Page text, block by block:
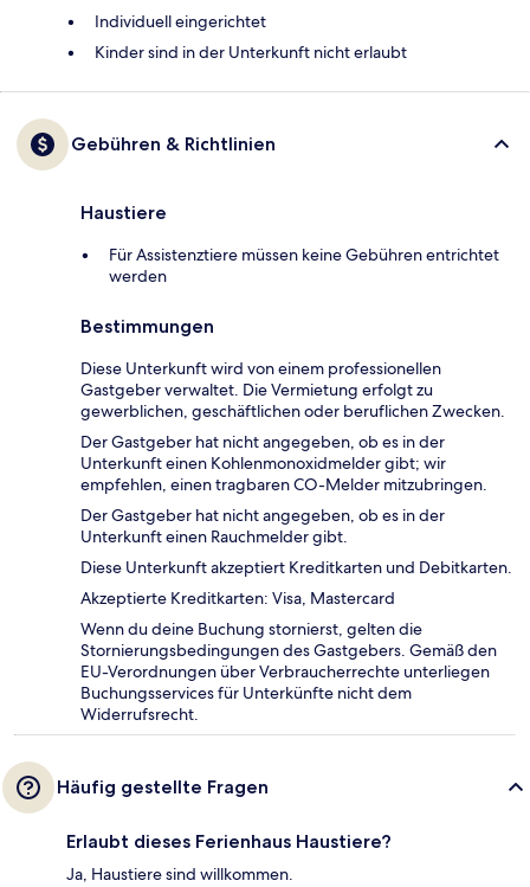
Individuell eingerichtet
Kinder sind in der Unterkunft nicht erlaubt
Gebühren & Richtlinien
Haustiere
Für Assistenztiere müssen keine Gebühren entrichtet
werden
Bestimmungen
Diese Unterkunft wird von einem professionellen
Gastgeber verwaltet. Die Vermietung erfolgt zu
gewerblichen, geschäftlichen oder beruflichen Zwecken.
Der Gastgeber hat nicht angegeben, ob es in der
Unterkunft einen Kohlenmonoxidmelder gibt; wir
empfehlen, einen tragbaren CO-Melder mitzubringen.
Der Gastgeber hat nicht angegeben, ob es in der
Unterkunft einen Rauchmelder gibt.
Diese Unterkunft akzeptiert Kreditkarten und Debitkarten.
Akzeptierte Kreditkarten: Visa, Mastercard
Wenn du deine Buchung stornierst, gelten die
Stornierungsbedingungen des Gastgebers. Gemäß den
EU-Verordnungen über Verbraucherrechte unterliegen
Buchungsservices für Unterkünfte nicht dem
Widerrufsrecht.
Häufig gestellte Fragen
Erlaubt dieses Ferienhaus Haustiere?
Ja, Haustiere sind willkommen.